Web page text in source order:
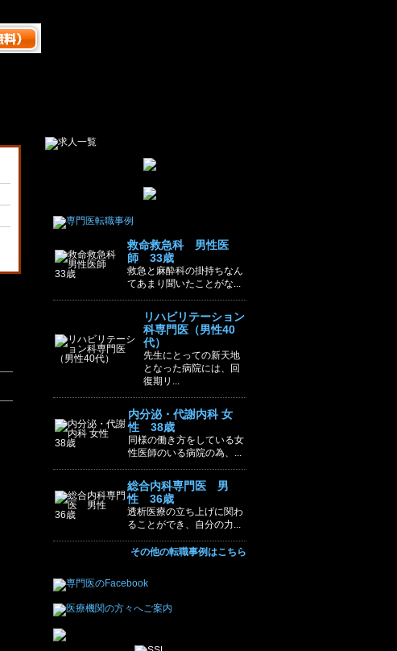
救命救急科 男性医
師 33歳
救急と麻酔科の掛持ちなん
てあまり聞いたことがな...
リハビリテーション
科専門医（男性40
代）
先生にとっての新天地
となった病院には、回
復期リ...
内分泌・代謝内科 女
性 38歳
同様の働き方をしている女
性医師のいる病院の為、...
総合内科専門医 男
性 36歳
透析医療の立ち上げに関わ
ることができ、自分の力...
その他の転職事例はこちら